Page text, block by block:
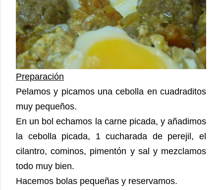
Preparación
Pelamos y picamos una cebolla en cuadraditos
muy pequeños.
En un bol echamos la carne picada, y añadimos
la cebolla picada, 1 cucharada de perejil, el
cilantro, cominos, pimentón y sal y mezclamos
todo muy bien.
Hacemos bolas pequeñas y reservamos.